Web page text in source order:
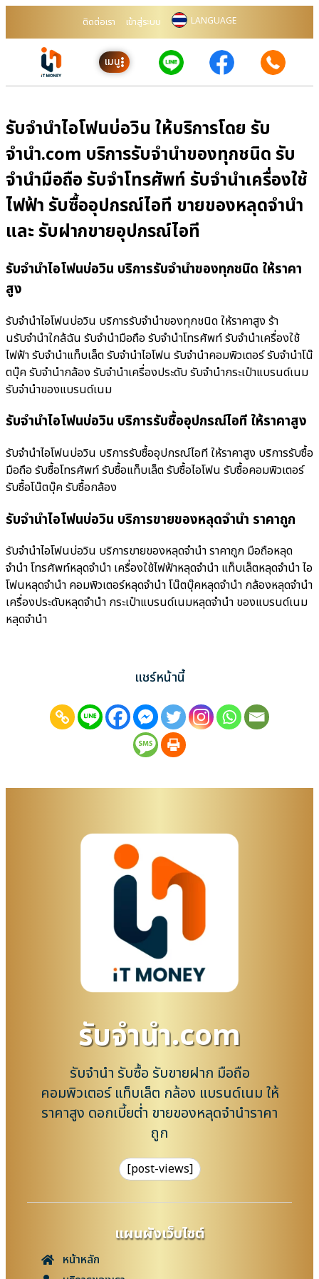
ติดต่อเรา เข้าสู่ระบบ LANGUAGE
เมนู
รับจำนำไอโฟนบ่อวิน ให้บริการโดย รับ
จํานํา.com บริการรับจำนำของทุกชนิด รับ
จำนำมือถือ รับจำโทรศัพท์ รับจำนำเครื่องใช้
ไฟฟ้า รับซื้ออุปกรณ์ไอที ขายของหลุดจำนำ
และ รับฝากขายอุปกรณ์ไอที
รับจำนำไอโฟนบ่อวิน บริการรับจำนำของทุกชนิด ให้ราคา
สูง
รับจำนำไอโฟนบ่อวิน บริการรับจำนำของทุกชนิด ให้ราคาสูง ร้า
นรับจํานําใกล้ฉัน รับจำนำมือถือ รับจำนำโทรศัพท์ รับจำนำเครื่องใช้
ไฟฟ้า รับจำนำแท็บเล็ต รับจำนำไอโฟน รับจำนำคอมพิวเตอร์ รับจำนำโน๊
ตบุ๊ค รับจำนำกล้อง รับจำนำเครื่องประดับ รับจำนำกระเป๋าแบรนด์เนม
รับจำนำของแบรนด์เนม
รับจำนำไอโฟนบ่อวิน บริการรับซื้ออุปกรณ์ไอที ให้ราคาสูง
รับจำนำไอโฟนบ่อวิน บริการรับซื้ออุปกรณ์ไอที ให้ราคาสูง บริการรับซื้อ
มือถือ รับซื้อโทรศัพท์ รับซื้อแท็บเล็ต รับซื้อไอโฟน รับซื้อคอมพิวเตอร์
รับซื้อโน๊ตบุ๊ค รับซื้อกล้อง
รับจำนำไอโฟนบ่อวิน บริการขายของหลุดจำนำ ราคาถูก
รับจำนำไอโฟนบ่อวิน บริการขายของหลุดจำนำ ราคาถูก มือถือหลุด
จำนำ โทรศัพท์หลุดจำนำ เครื่องใช้ไฟฟ้าหลุดจำนำ แท็บเล็ตหลุดจำนำ ไอ
โฟนหลุดจำนำ คอมพิวเตอร์หลุดจำนำ โน๊ตบุ๊คหลุดจำนำ กล้องหลุดจำนำ
เครื่องประดับหลุดจำนำ กระเป๋าแบรนด์เนมหลุดจำนำ ของแบรนด์เนม
หลุดจำนำ
แชร์หน้านี้
รับจํานํา.com
รับจำนำ รับซื้อ รับขายฝาก มือถือ
คอมพิวเตอร์ แท็บเล็ต กล้อง แบรนด์เนม ให้
ราคาสูง ดอกเบี้ยต่ำ ขายของหลุดจำนำราคา
ถูก
[post-views]
แผนผังเว็บไซต์
หน้าหลัก